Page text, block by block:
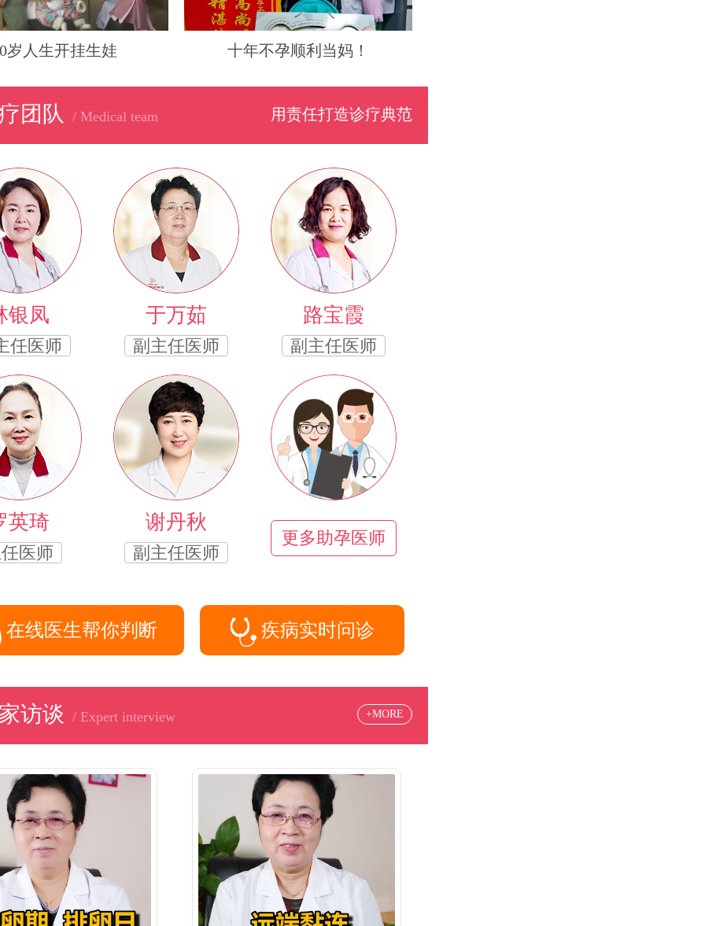
岁人生开挂生娃 十年不孕顺利当妈！
团队 / Medical team 用责任打造诊疗典范
银凤
任医师
于万茹
副主任医师
路宝霞
副主任医师
英琦
医师
谢丹秋
副主任医师
更多助孕医师
在线医生帮你判断 疾病实时问诊
访谈 / Expert interview +MORE